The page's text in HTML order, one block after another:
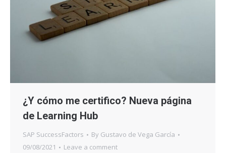
¿Y cómo me certifico? Nueva página
de Learning Hub
SAP SuccessFactors By Gustavo de Vega García
09/08/2021
Leave a comment